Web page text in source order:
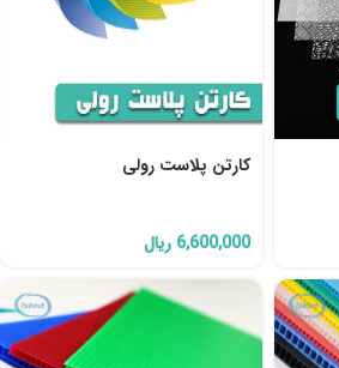
کارتن پلاست رولی
6,600,000 ریال